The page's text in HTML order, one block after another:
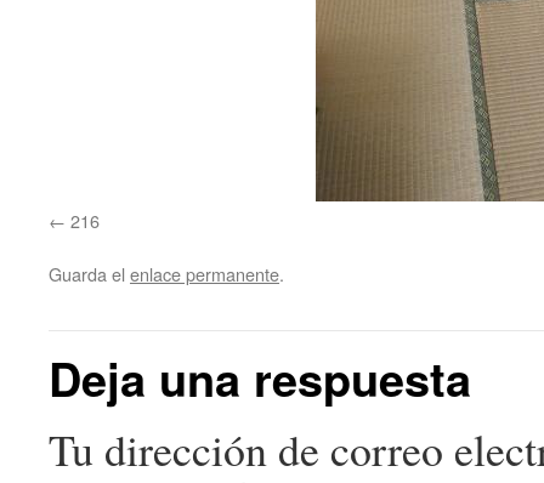
216
Guarda el enlace permanente.
Deja una respuesta
Tu dirección de correo